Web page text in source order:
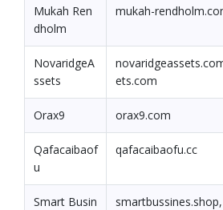
Mukah Ren
dholm
mukah-
NovaridgeA
ssets
ets.com
Orax9 orax9.com
Qafacaibaof
u
qafacaibaofu.cc
Smart Busin